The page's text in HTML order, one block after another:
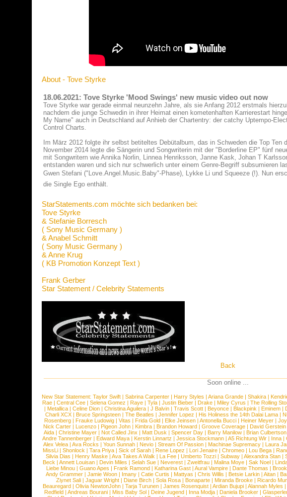
About - Tove Styrke
18.06.2021: Tove Styrke 'Mood Swings' new music video out now
Tove Styrke war gerade einmal neunzehn Jahre, als sie Anfang 2012 erstmals
nachdem die junge Schwedin in ihrer Heimat einen kometenhaften Karrierestart
My Name" auch in Deutschland auf Anhieb der Chartentry: der catchy Uptempo-
Control Charts.
Im März 2012 folgte ihr selbst betiteltes Debütalbum, das in Schweden die Top Ten
November 2014 legte die Sängerin und Songwriterin mit der "Borderline EP" fünf
mit Songwritern wie Annika Norlin, Linnea Henriksson, Janne Kask, Johan T
entstanden waren und sich nur schwerlich unter einem Genre-Begriff subsumieren
Gwen Stefani ("Love.Angel.Music.Baby"-Phase), Lykke Li und Squeeze (!). Nun
die Single Ego enthält.
StarStatements.com möchte sich bedanken bei:
Tove Styrke
& Stefanie Borresch
( Sony Music Germany )
& Anabel Schmitt
( Sony Music Germany )
& Anne Krug
( KB Promotion Konzept Text )
Frank Gerber
Star Statement / Celebrity Statements
Back
Soon online ...
New Star Statement: Taylor Swift | Sabrina Carpenter | Harry Styles | Ariana Grande | Shakira |
Rae| Central Cee| Selena Gomez | Raye| Tyla| Justin Bieber| Drake| Miley Cyrus | The Rolling
| Metallica | Celine Dion | Christina Aguilera | J Balvin | Travis Scott | Beyonce | Blackpink | Eminem |
Charli XCX| Bruce Springsteen| The Beatles | Jennifer Lopez | His Holiness the 14th Dalai Lama|
Rosenberg | Frauke Ludowig | Vitas | Frida Gold | Elke Jeinsen | Antonella Bucci | Heiner Meyer |
Nick Carter | Lucenzo | Pigeon John | Kimbra | Brandon Howard | Groove Coverage | David Gerstein
Aida| Christine Mayer| Not Called Jinx | Matt Dusk | Spencer Day| Barry Manilow| Brian Culbertson
Andre Tannenberger | Edward Maya | Kerstin Linnartz | Jessica Stockmann | A5 Richtung Wir | Inna |
Alex Velea | Ava Rocks | Youn Sunnah | Nevio | Stream Of Passion | Machinae Supremacy | Laura
MissLi | Shonlock | Tara Priya | Sick of Sarah | Rene Lopez | Lori Jenaire | Chromeo | Lou Bega |
Silvia Dias | Henry Maske| Ava Takes A Walk | La Fee| Umberto Tozzi| Subway| Alexandra Stan|
Beck | Annett Louisan| Devin Miles | Selah Sue| Neverest| Zweitfrau| Malina Moye| Sak Noel|
Liebe Minou| Guano Apes | Frank Ramond| Katharina Gast| Aural Vampire| Dante Thomas |
Andy Grammer| Jamie Woon| Imany| Catie Curtis | Mattyas | Chris Willis | Betsie Larkin| Aitan|
Ziynet Sali| Jaguar Wright| Diane Birch| Sola Rosa| Bonaparte| Miranda Brooke| Ricardo
Beauregard| Olivia NewtonJohn| Tarja Turunen| James Rosenquist| Ardian Bujupi| Alannah Myles |
Redfield | Andreas Bourani | Miss Baby Sol | Deine Jugend | Inna Modja | Daniela Brooker |